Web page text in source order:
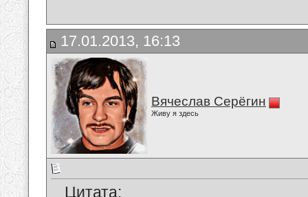
17.01.2013, 16:13
Вячеслав Серёгин
Живу я здесь
Цитата: